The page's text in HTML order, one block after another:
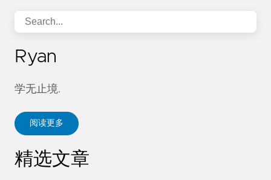
Ryan
学无止境.
阅读更多
精选文章